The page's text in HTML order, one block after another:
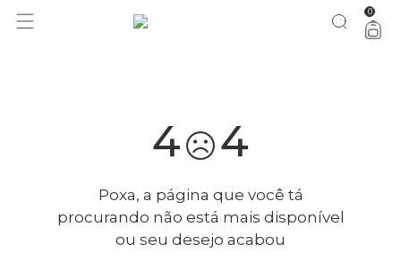
você merece 30% OFF pra comemorar com a gente aproveita! 0
4 4
Poxa, a página que você tá
procurando não está mais disponível
ou seu desejo acabou